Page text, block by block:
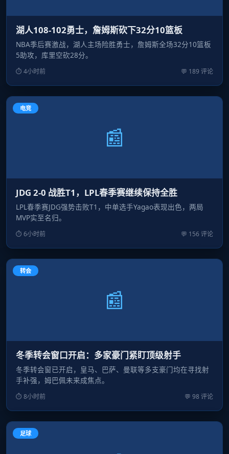
湖人108-102勇士，詹姆斯砍下32分10篮板
NBA季后赛激战，湖人主场险胜勇士，詹姆斯全场32分10篮板
5助攻，库里空砍28分。
⏱ 4小时前 💬 189 评论
📰
电竞
JDG 2-0 战胜T1，LPL春季赛继续保持全胜
LPL春季赛JDG强势击败T1，中单选手Yagao表现出色，两局
MVP实至名归。
⏱ 6小时前 💬 156 评论
📰
转会
冬季转会窗口开启：多家豪门紧盯顶级射手
冬季转会窗已开启，皇马、巴萨、曼联等多支豪门均在寻找射
手补强，姆巴佩未来成焦点。
⏱ 8小时前 💬 98 评论
足球